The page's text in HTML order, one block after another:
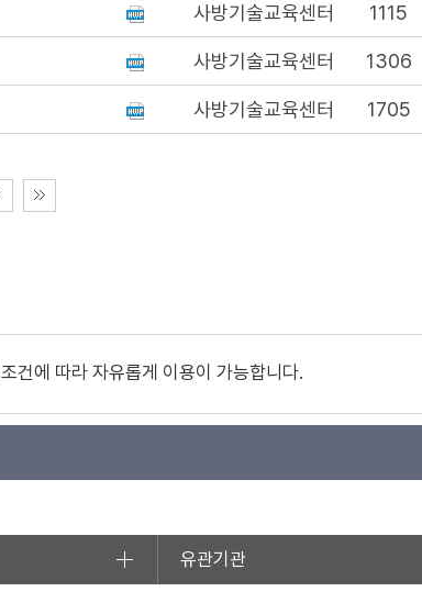
사방기술교육센터 1115
사방기술교육센터 1306
사방기술교육센터 1705
조건에 따라 자유롭게 이용이 가능합니다.
유관기관